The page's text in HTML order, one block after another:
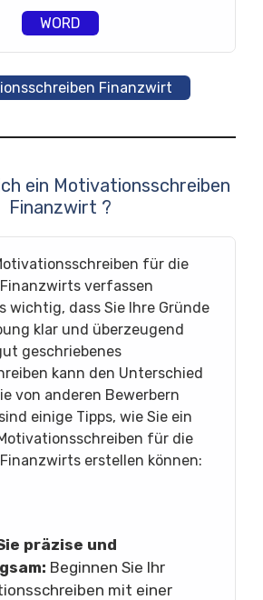
WORD
Finanzwirt
ein Motivationsschreiben
Finanzwirt ?
für die
verfassen
wichtig, dass Sie Ihre Gründe
klar und überzeugend
geschriebenes
kann den Unterschied
von anderen Bewerbern
einige Tipps, wie Sie ein
für die
erstellen können:
präzise und
Beginnen Sie Ihr
mit einer